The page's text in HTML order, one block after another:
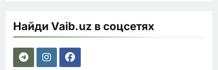
Найди Vaib.uz в соцсетях